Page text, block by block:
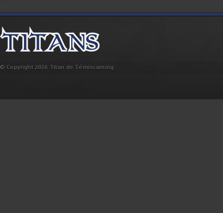
© Copyright 2026 Titan de Témiscaming.